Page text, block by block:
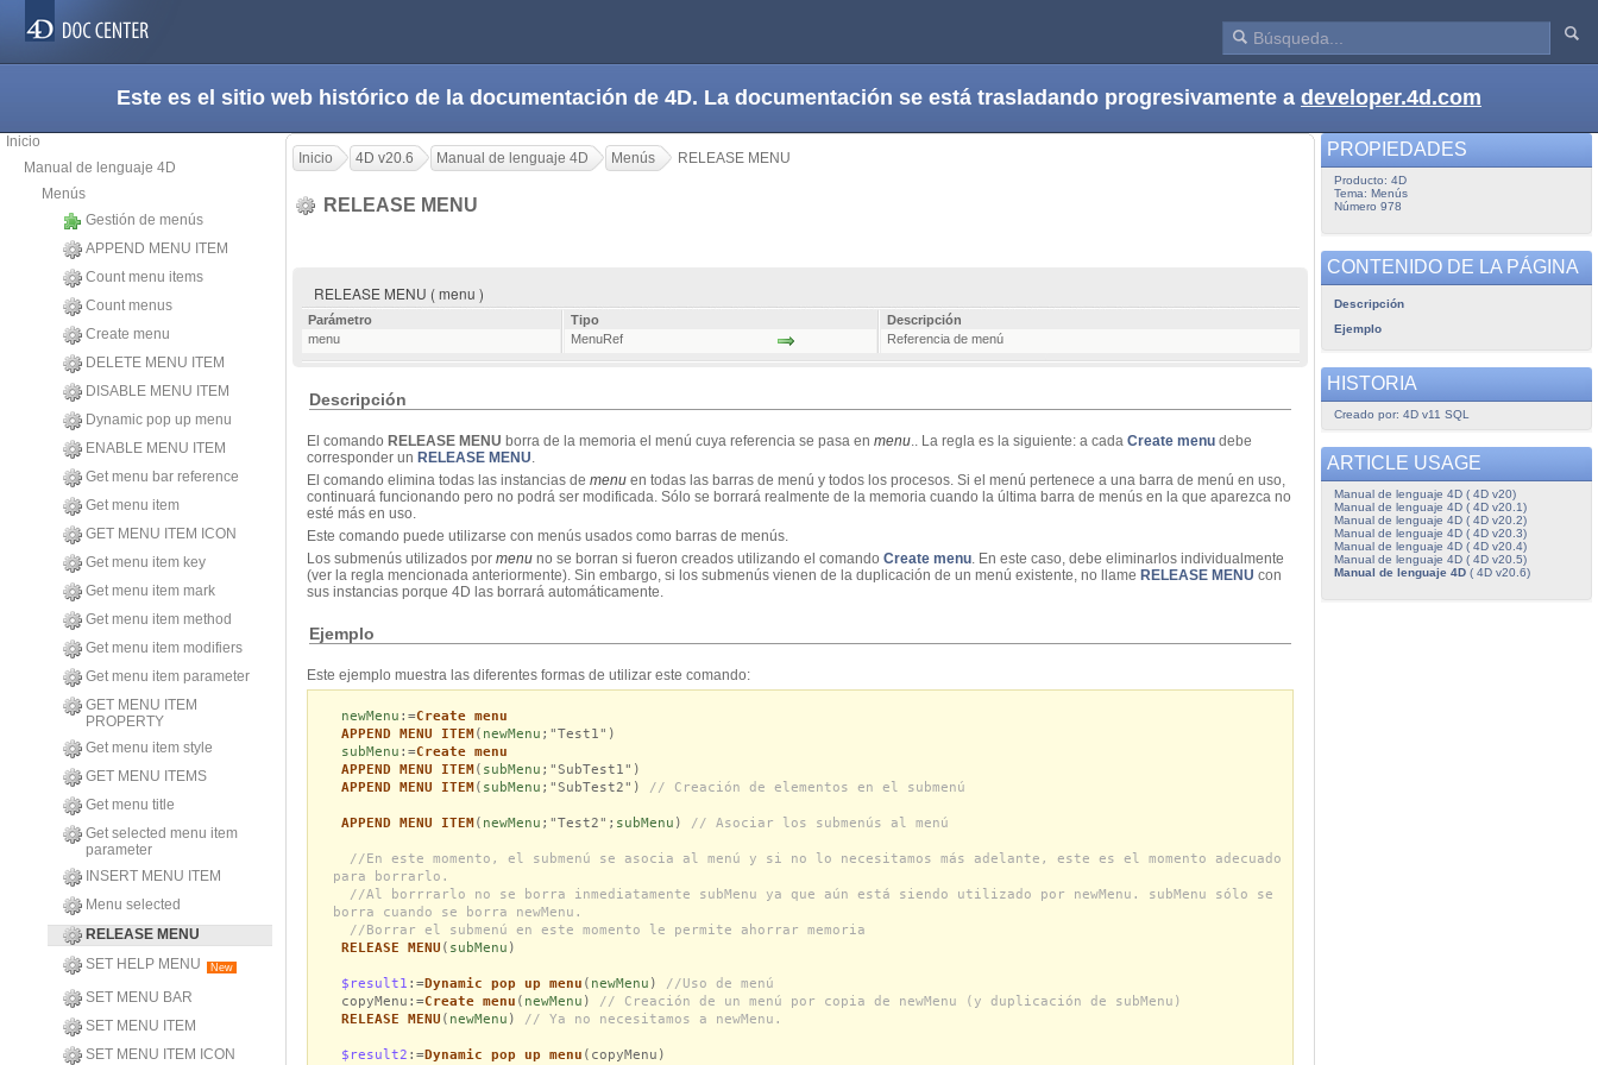
Este es el sitio web histórico de la documentación de 4D. La documentación se está trasladando progresivamente a developer.4d.com
Inicio
Manual de lenguaje 4D
Menús
Gestión de menús
APPEND MENU ITEM
Count menu items
Count menus
Create menu
DELETE MENU ITEM
DISABLE MENU ITEM
Dynamic pop up menu
ENABLE MENU ITEM
Get menu bar reference
Get menu item
GET MENU ITEM ICON
Get menu item key
Get menu item mark
Get menu item method
Get menu item modifiers
Get menu item parameter
GET MENU ITEM
PROPERTY
Get menu item style
GET MENU ITEMS
Get menu title
Get selected menu item
parameter
INSERT MENU ITEM
Menu selected
RELEASE MENU
SET HELP MENU
New
SET MENU BAR
SET MENU ITEM
SET MENU ITEM ICON
Inicio 4D v20.6 Manual de lenguaje 4D Menús RELEASE MENU
RELEASE MENU
RELEASE MENU ( menu )
Parámetro Tipo
Descripción
menu
MenuRef Referencia de menú
Descripción
El comando RELEASE MENU borra de la memoria el menú cuya referencia se pasa en menu.. La regla es la siguiente: a cada Create menu debe
corresponder un RELEASE MENU.
El comando elimina todas las instancias de menu en todas las barras de menú y todos los procesos. Si el menú pertenece a una barra de menú en uso,
continuará funcionando pero no podrá ser modificada. Sólo se borrará realmente de la memoria cuando la última barra de menús en la que aparezca no
esté más en uso.
Este comando puede utilizarse con menús usados como barras de menús.
Los submenús utilizados por menu no se borran si fueron creados utilizando el comando Create menu. En este caso, debe eliminarlos individualmente
(ver la regla mencionada anteriormente). Sin embargo, si los submenús vienen de la duplicación de un menú existente, no llame RELEASE MENU con
sus instancias porque 4D las borrará automáticamente.
Ejemplo
Este ejemplo muestra las diferentes formas de utilizar este comando:
newMenu :=Create menu
APPEND MENU ITEM( newMenu ;"Test1")
subMenu :=Create menu
APPEND MENU ITEM( subMenu ;"SubTest1")
APPEND MENU ITEM( subMenu ;"SubTest2") // Creación de elementos en el submenú
APPEND MENU ITEM( newMenu ;"Test2"; subMenu ) // Asociar los submenús al menú
//En este momento, el submenú se asocia al menú y si no lo necesitamos más adelante, este es el momento adecuado
para borrarlo.
//Al borrrarlo no se borra inmediatamente subMenu ya que aún está siendo utilizado por newMenu. subMenu sólo se
borra cuando se borra newMenu.
//Borrar el submenú en este momento le permite ahorrar memoria
RELEASE MENU ( subMenu )
$result1 :=Dynamic pop up menu ( newMenu )
//Uso de menú
copyMenu:=Create menu ( newMenu )
// Creación de un menú por copia de newMenu (y duplicación de subMenu)
RELEASE MENU ( newMenu ) // Ya no necesitamos a newMenu.
$result2 :=Dynamic pop up menu (copyMenu)
PROPIEDADES
Producto: 4D
Tema: Menús
Número 978
CONTENIDO DE LA PÁGINA
Descripción
Ejemplo
HISTORIA
Creado por: 4D v11 SQL
ARTICLE USAGE
Manual de lenguaje 4D ( 4D v20)
Manual de lenguaje 4D ( 4D v20.1)
Manual de lenguaje 4D ( 4D v20.2)
Manual de lenguaje 4D ( 4D v20.3)
Manual de lenguaje 4D ( 4D v20.4)
Manual de lenguaje 4D ( 4D v20.5)
Manual de lenguaje 4D( 4D v20.6)